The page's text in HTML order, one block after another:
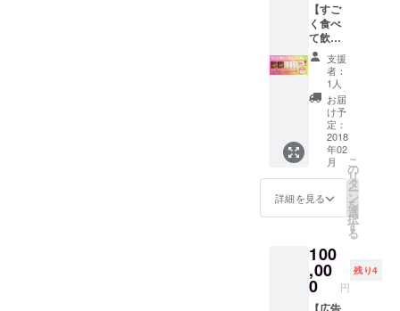
【すご
く食べ
て飲ん
で応
援！】
・韓国
キャス
ト手作
りキム
チ×２
＋・ボ
クスン
ドガ (福
順都家)
ソン
マッコ
＋(A) ・
パンフ
にお名
前記載
支援
者：
1人
お届
け予
定：
2018
年02
月
詳細を見る
こ
の
リ
タ
ー
ン
を
選
択
す
る
100
,00
0 円
残り4